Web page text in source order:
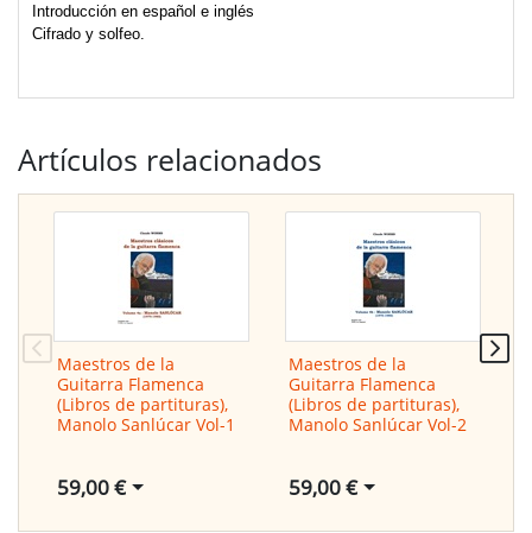
Introducción en español e inglés
Cifrado y solfeo.
Artículos relacionados
Maestros de la
Guitarra Flamenca
(Libros de partituras),
Manolo Sanlúcar Vol-1
59,00 €
Maestros de la
Guitarra Flamenca
(Libros de partituras),
Manolo Sanlúcar Vol-2
59,00 €